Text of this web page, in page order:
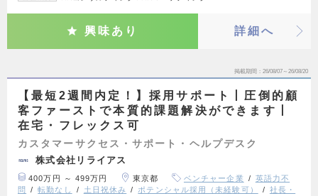
興味あり 詳細へ
掲載期間 26/08/07～26/08/20
【最短2週間内定！】採用サポート丨圧倒的顧
客ファーストで本質的課題解決ができます丨
在宅・フレックス可
カスタマーサクセス・サポート・ヘルプデスク
株式会社リライアス
400万円 ～ 499万円 東京都 ベンチャー企業
英語力不
問
転勤なし 土日祝休み ポテンシャル採用（未経験可） 社長・